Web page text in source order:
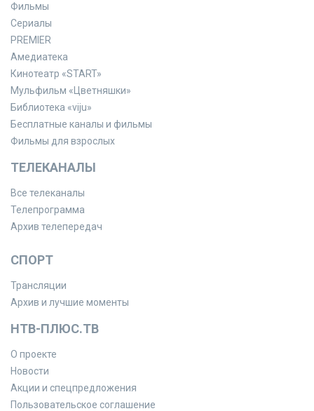
Фильмы
Сериалы
PREMIER
Амедиатека
Кинотеатр «START»
Мульфильм «Цветняшки»
Библиотека «viju»
Бесплатные каналы и фильмы
Фильмы для взрослых
ТЕЛЕКАНАЛЫ
Все телеканалы
Телепрограмма
Архив телепередач
СПОРТ
Трансляции
Архив и лучшие моменты
НТВ-ПЛЮС.ТВ
О проекте
Новости
Акции и спецпредложения
Пользовательское соглашение